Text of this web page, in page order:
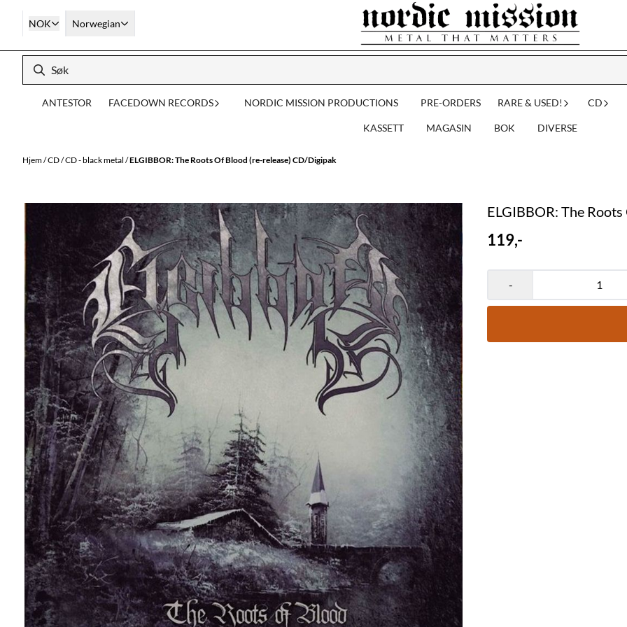
Hopp til innhold
NOK Norwegian
ANTESTOR FACEDOWN RECORDS NORDIC MISSION PRODUCTIONS PRE-ORDERS RARE & USED! CD
KASSETT MAGASIN BOK DIVERSE
Hjem/CD/CD - black metal /ELGIBBOR: The Roots Of Blood (re-release) CD/Digipak
ELGIBBOR: The
119,-
-